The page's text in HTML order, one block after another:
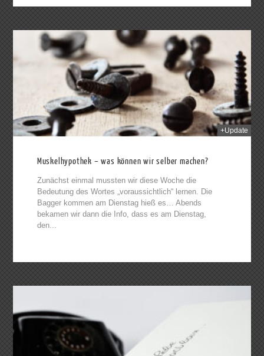
+Update
Muskelhypothek – was können wir selber machen?
Zunächst einmal mussten wir diese Woche die
Bedeutung des Wortes „voraussichtlich“ lernen. Die
Bagger kommen am Dienstag hieß es… Abends
bekamen wir dann die Info, dass es am Dienstag,
den...